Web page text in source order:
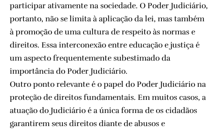
participar ativamente na sociedade. O Poder Judiciário,
portanto, não se limita à aplicação da lei, mas também
à promoção de uma cultura de respeito às normas e
direitos. Essa interconexão entre educação e justiça é
um aspecto frequentemente subestimado da
importância do Poder Judiciário.
Outro ponto relevante é o papel do Poder Judiciário na
proteção de direitos fundamentais. Em muitos casos, a
atuação do Judiciário é a única forma de os cidadãos
garantirem seus direitos diante de abusos e